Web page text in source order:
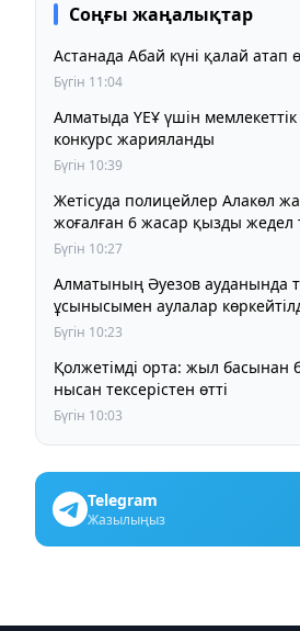
Соңғы жаңалықтар
Астанада Абай күні қалай атап
Бүгін 11:04
Алматыда ҮЕҰ үшін
конкурс жарияланды
Бүгін 10:39
Жетісуда полицейлер Алакөл
жоғалған 6 жасар қызды жедел
Бүгін 10:27
Алматының Әуезов ауданында
ұсынысымен аулалар
Бүгін 10:23
Қолжетімді орта: жыл басынан
нысан тексерістен өтті
Бүгін 10:03
Telegram
Жазылыңыз